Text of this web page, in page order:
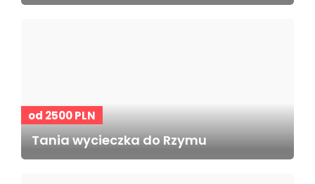
od 2500 PLN
Tania wycieczka do Rzymu